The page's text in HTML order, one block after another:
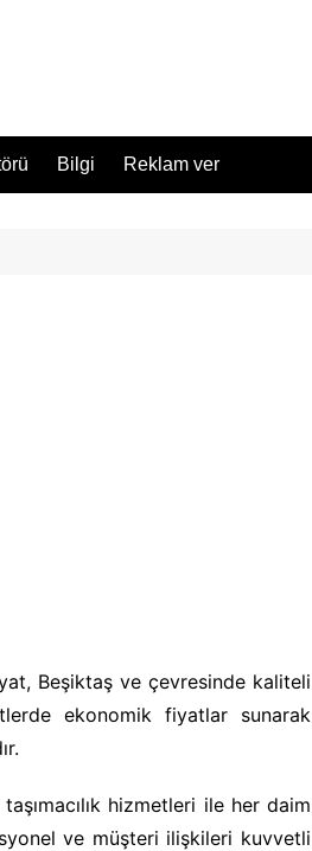
Bilgi Reklam ver
Beşiktaş ve çevresinde kaliteli
ekonomik fiyatlar sunarak
hizmetleri ile her daim
ve müşteri ilişkileri kuvvetli